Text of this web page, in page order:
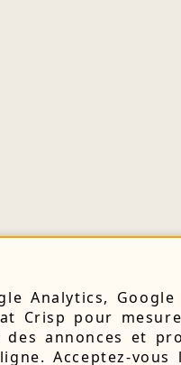
Analytics, Google
Crisp pour
annonces et
Acceptez-vous